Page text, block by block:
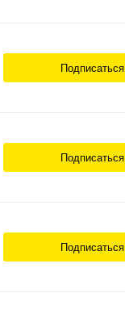
Подписаться
Подписаться
Подписаться